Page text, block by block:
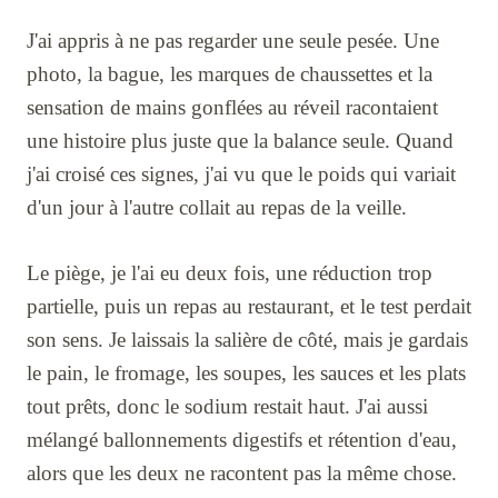
J'ai appris à ne pas regarder une seule pesée. Une
photo, la bague, les marques de chaussettes et la
sensation de mains gonflées au réveil racontaient
une histoire plus juste que la balance seule. Quand
j'ai croisé ces signes, j'ai vu que le poids qui variait
d'un jour à l'autre collait au repas de la veille.
Le piège, je l'ai eu deux fois, une réduction trop
partielle, puis un repas au restaurant, et le test perdait
son sens. Je laissais la salière de côté, mais je gardais
le pain, le fromage, les soupes, les sauces et les plats
tout prêts, donc le sodium restait haut. J'ai aussi
mélangé ballonnements digestifs et rétention d'eau,
alors que les deux ne racontent pas la même chose.